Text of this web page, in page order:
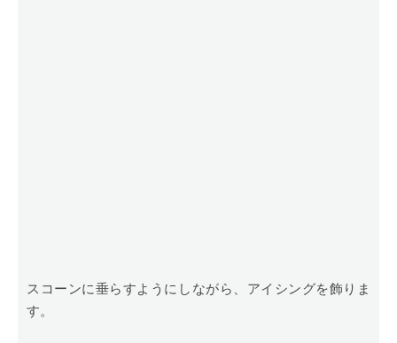
スコーンに垂らすようにしながら、アイシングを飾りま
す。